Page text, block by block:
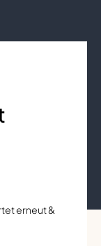
erneut &